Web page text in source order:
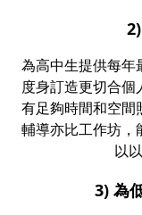
為高中生提供每年
度身訂造更切合個
有足夠時間和空間
輔導亦比工作坊，
以
3) 為